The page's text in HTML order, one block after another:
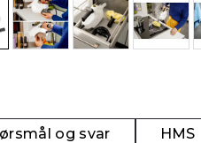
og svar HMS